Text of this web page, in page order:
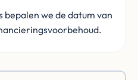
we de datum van